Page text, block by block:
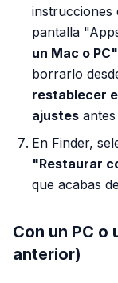
instrucciones
pantalla
un Mac o PC"
borrarlo
restablecer
ajustes
En Finder,
"Restaurar
que acabas
Con un PC o
anterior)